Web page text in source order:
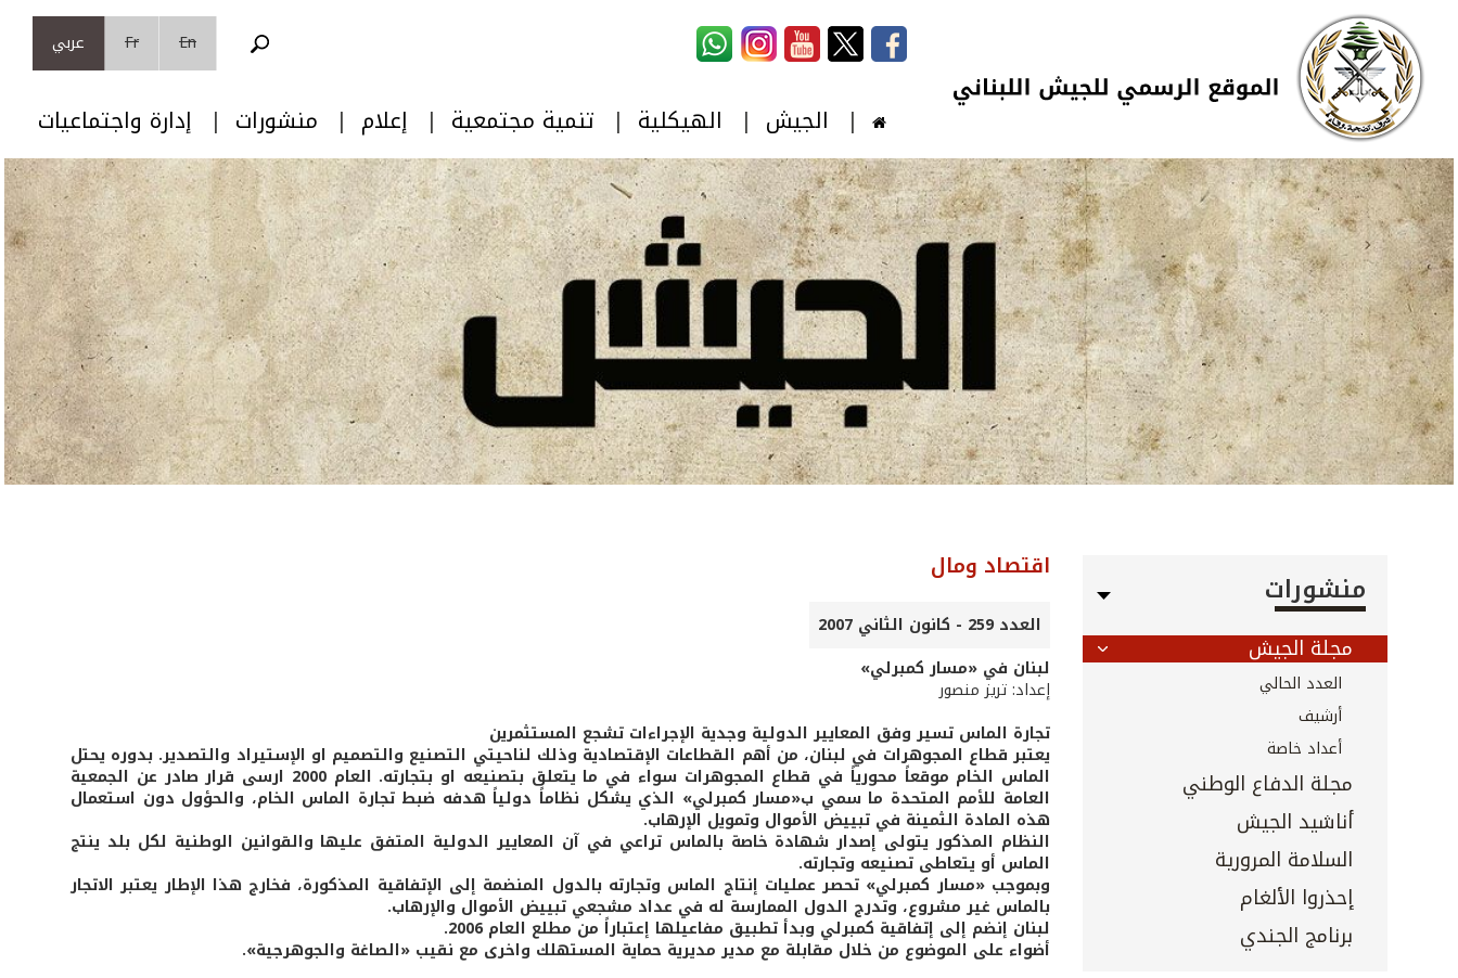
تجاوز إلى المحتوى الرئيسي
Skip to navigation
En
Fr عربي
الجيش الهيكلية تنمية مجتمعية إعلام منشورات إدارة واجتماعيات
منشورات
مجلة الجيش
العدد الحالي
أرشيف
أعداد خاصة
مجلة الدفاع الوطني
أناشيد الجيش
السلامة المرورية
إحذروا الألغام
برنامج الجندي
اقتصاد ومال
العدد 259 - كانون الثاني 2007
لبنان في «مسار كمبرلي»
إعداد: تريز منصور
تجارة الماس تسير وفق المعايير الدولية وجدية الإجراءات تشجع المستثمرين
يعتبر قطاع المجوهرات في لبنان، من أهم القطاعات الإقتصادية وذلك لناحيتي التصنيع والتصميم او الإستيراد والتصدير. بدوره يحتل
الماس الخام موقعاً محورياً في قطاع المجوهرات سواء في ما يتعلق بتصنيعه او بتجارته. العام 2000 ارسى قرار صادر عن الجمعية
العامة للأمم المتحدة ما سمي ب«مسار كمبرلي» الذي يشكل نظاماً دولياً هدفه ضبط تجارة الماس الخام، والحؤول دون استعمال
هذه المادة الثمينة في تبييض الأموال وتمويل الإرهاب.
النظام المذكور يتولى إصدار شهادة خاصة بالماس تراعي في آن المعايير الدولية المتفق عليها والقوانين الوطنية لكل بلد ينتج
الماس أو يتعاطى تصنيعه وتجارته.
وبموجب «مسار كمبرلي» تحصر عمليات إنتاج الماس وتجارته بالدول المنضمة إلى الإتفاقية المذكورة، فخارج هذا الإطار يعتبر الاتجار
بالماس غير مشروع، وتدرج الدول الممارسة له في عداد مشجعي تبييض الأموال والإرهاب.
لبنان إنضم إلى إتفاقية كمبرلي وبدأ تطبيق مفاعيلها إعتباراً من مطلع العام 2006.
أضواء على الموضوع من خلال مقابلة مع مدير مديرية حماية المستهلك واخرى مع نقيب «الصاغة والجوهرجية».